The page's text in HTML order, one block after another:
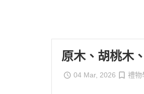
原木、胡桃木
04 Mar, 2026 禮物